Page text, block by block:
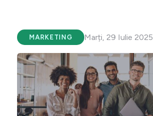
MARKETING Marți, 29 Iulie 2025